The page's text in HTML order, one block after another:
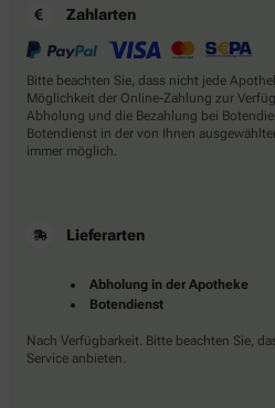
Zahlarten
Bitte beachten Sie, dass nicht jede
Möglichkeit der Online-Zahlung zur
Abholung und die Bezahlung bei
Botendienst in der von Ihnen
immer möglich.
Lieferarten
Abholung in der Apotheke
Botendienst
Nach Verfügbarkeit. Bitte beachten Sie,
Service anbieten.